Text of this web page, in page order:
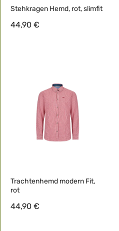
Stehkragen Hemd, rot, slimfit
44,90 €
Trachtenhemd modern Fit,
rot
44,90 €